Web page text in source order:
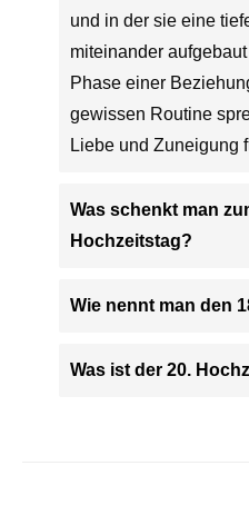
und in der sie eine
miteinander
Phase einer
gewissen Routine
Liebe und Zuneigung
Was schenkt man
Hochzeitstag?
Wie nennt man den
Was ist der 20.